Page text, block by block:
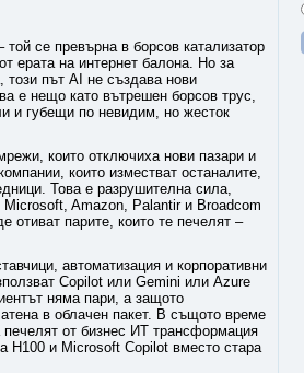
той се превърна в борсов катализатор
ерата на интернет балона. Но за
този път AI не създава нови
е нещо като вътрешен борсов трус,
и губещи по невидим, но жесток
които отключиха нови пазари и
които изместват останалите,
Това е разрушителна сила,
Amazon, Palantir и Broadcom
отиват парите, които те печелят –
автоматизация и корпоративни
Copilot или Gemini или Azure
няма пари, а защото
в облачен пакет. В същото време
от бизнес ИТ трансформация
H100 и Microsoft Copilot вместо стара